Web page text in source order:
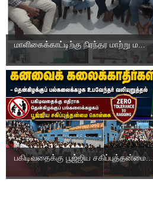
மாளிகைக்காட்டிற்கு நிரந்தர மாற்று ம...
பகிடிவதைக்கு பூஜ்ஜிய சகிப்புத்தன்மை...